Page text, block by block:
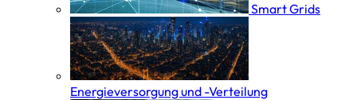
Smart Grids
Energieversorgung und -Verteilung